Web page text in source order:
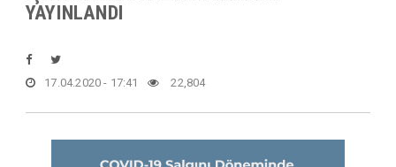
YAYINLANDI
17.04.2020 - 17:41 22,804